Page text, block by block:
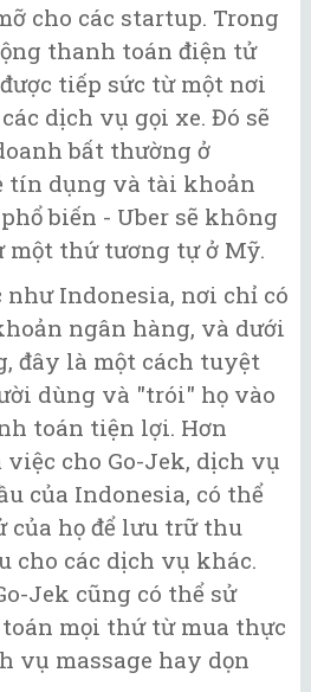
cho các startup. Trong
thanh toán điện tử
tiếp sức từ một nơi
dịch vụ gọi xe. Đó sẽ
bất thường ở
tín dụng và tài khoản
biến - Uber sẽ không
một thứ tương tự ở Mỹ.
như Indonesia, nơi chỉ có
ngân hàng, và dưới
đây là một cách tuyệt
dùng và "trói" họ vào
toán tiện lợi. Hơn
việc cho Go-Jek, dịch vụ
của Indonesia, có thể
của họ để lưu trữ thu
cho các dịch vụ khác.
Jek cũng có thể sử
mọi thứ từ mua thực
vụ massage hay dọn